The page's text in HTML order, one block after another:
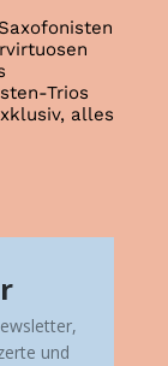
Trios
alles
und